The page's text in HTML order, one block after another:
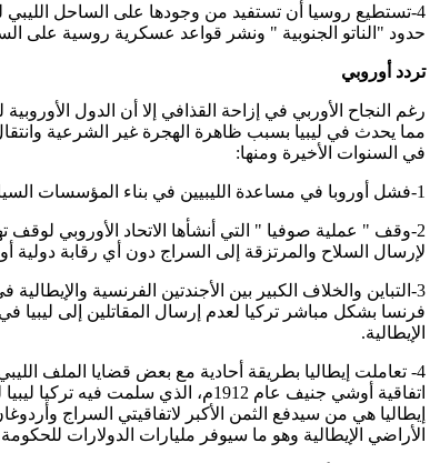
4-تستطيع روسيا أن تستفيد من وجودها على الساحل الليبي
حدود "الناتو الجنوبية " ونشر قواعد عسكرية روسية على
تردد أوروبي
مما يحدث في ليبيا بسبب ظاهرة الهجرة غير الشرعية وانتقال
في السنوات الأخيرة ومنها:
1-فشل أوروبا في مساعدة الليبيين في بناء المؤسسات السياسية والدستورية المتفق عليها من الجميع بعد 2011م.
2-وقف " عملية صوفيا " التي أنشأها الاتحاد الأوروبي
لإرسال السلاح والمرتزقة إلى السراج دون أي رقابة دولية أو
3-التباين والخلاف الكبير بين الأجندتين الفرنسية
فرنسا بشكل مباشر تركيا لعدم إرسال المقاتلين إلى ليبيا
الإيطالية.
4- تعاملت إيطاليا بطريقة أحادية مع بعض قضايا الملف
اتفاقية أوشي جنيف عام 1912م،
إيطاليا هي من سيدفع الثمن الأكبر لاتفاقيتي السراج
الأراضي الإيطالية وهو ما سيوفر مليارات الدولارات للحكومة